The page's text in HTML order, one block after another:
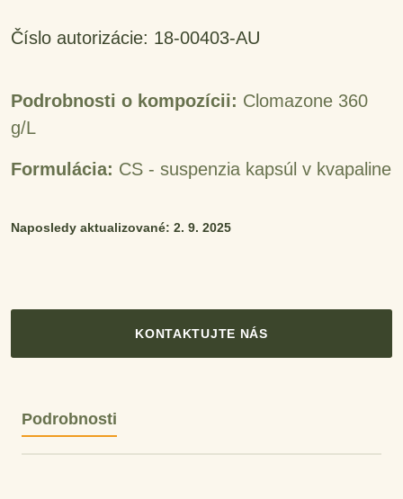
Číslo autorizácie: 18-00403-AU
Podrobnosti o kompozícii: Clomazone 360
g/L
Formulácia: CS - suspenzia kapsúl v kvapaline
Naposledy aktualizované: 2. 9. 2025
KONTAKTUJTE NÁS
Podrobnosti